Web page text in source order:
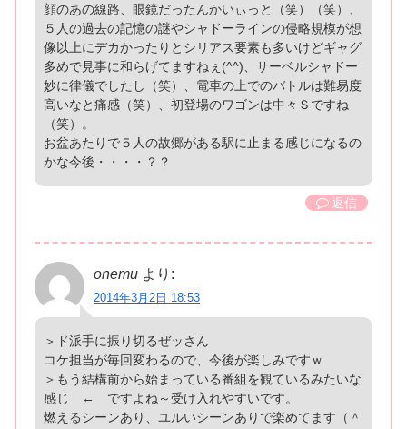
顔のあの線路、眼鏡だったんかいぃっと（笑）（笑）、
５人の過去の記憶の謎やシャドーラインの侵略規模が想
像以上にデカかったりとシリアス要素も多いけどギャグ
多めで見事に和らげてますねぇ(^^)、サーベルシャドー
妙に律儀でしたし（笑）、電車の上でのバトルは難易度
高いなと痛感（笑）、初登場のワゴンは中々Ｓですね
（笑）。
お盆あたりで５人の故郷がある駅に止まる感じになるの
かな今後・・・・？？
返信
onemu より:
2014年3月2日 18:53
＞ド派手に振り切るぜッさん
コケ担当が毎回変わるので、今後が楽しみですｗ
＞もう結構前から始まっている番組を観ているみたいな
感じ ← ですよね～受け入れやすいです。
燃えるシーンあり、ユルいシーンありで楽めてます（＾